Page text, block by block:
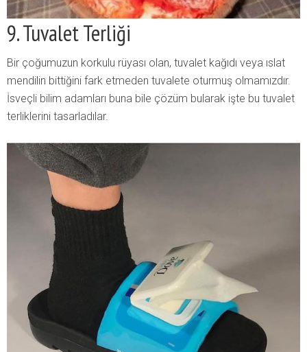
9. Tuvalet Terliği
Bir çoğumuzun korkulu rüyası olan, tuvalet kağıdı veya ıslat
mendilin bittiğini fark etmeden tuvalete oturmuş olmamızdır.
İsveçli bilim adamları buna bile çözüm bularak işte bu tuvalet
terliklerini tasarladılar.